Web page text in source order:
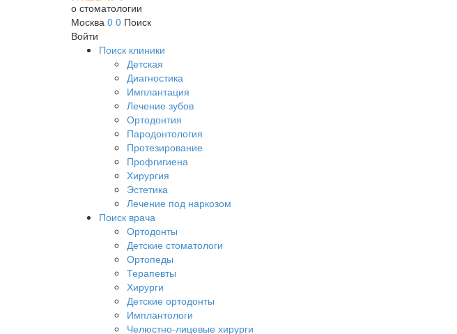
о стоматологии
Москва 0 0 Поиск
Войти
Поиск клиники
Детская
Диагностика
Имплантация
Лечение зубов
Ортодонтия
Пародонтология
Протезирование
Профгигиена
Хирургия
Эстетика
Лечение под наркозом
Поиск врача
Ортодонты
Детские стоматологи
Ортопеды
Терапевты
Хирурги
Детские ортодонты
Имплантологи
Челюстно-лицевые хирурги